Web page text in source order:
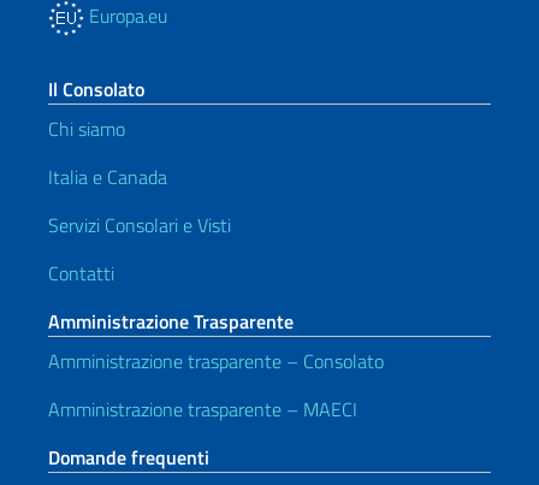
Europa.eu
Il Consolato
Chi siamo
Italia e Canada
Servizi Consolari e Visti
Contatti
Amministrazione Trasparente
Amministrazione trasparente – Consolato
Amministrazione trasparente – MAECI
Domande frequenti